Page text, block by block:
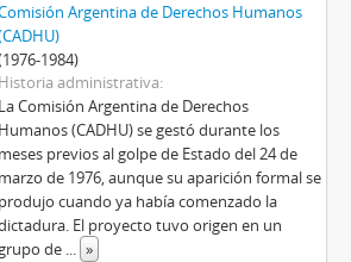
Argentina de Derechos Humanos
1984)
Historia administrativa
La Comisión Argentina de Derechos
Humanos (CADHU) se gestó durante los
meses previos al golpe de Estado del 24 de
marzo de 1976, aunque su aparición formal se
produjo cuando ya había comenzado la
El proyecto tuvo origen en un
grupo de ... »